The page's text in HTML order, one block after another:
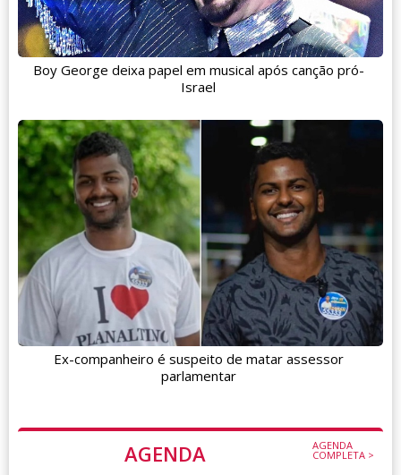
AGENDA AGENDA
COMPLETA >
Boy George deixa papel em musical após canção pró-
Israel
Ex-companheiro é suspeito de matar assessor
parlamentar